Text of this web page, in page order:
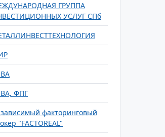
ГРУППА
УСЛУГ СПб
ФПГ
факторинговый
"FACTOREAL"